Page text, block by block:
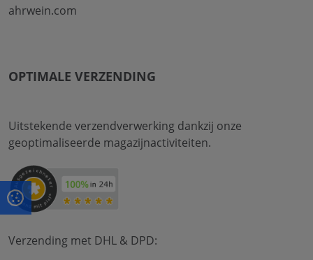
ahrwein.com
OPTIMALE VERZENDING
Uitstekende verzendverwerking dankzij onze
geoptimaliseerde magazijnactiviteiten.
Verzending met DHL & DPD: